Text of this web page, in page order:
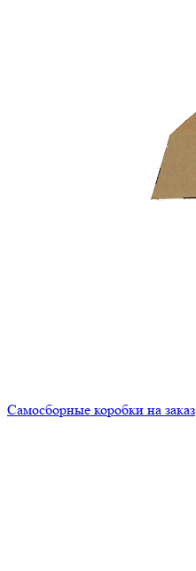
Самосборные коробки на заказ